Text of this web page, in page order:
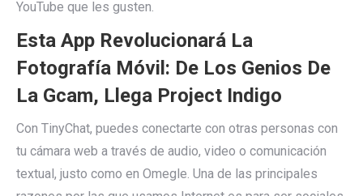
YouTube que les gusten.
Esta App Revolucionará La
Fotografía Móvil: De Los Genios De
La Gcam, Llega Project Indigo
Con TinyChat, puedes conectarte con otras personas con
tu cámara web a través de audio, video o comunicación
textual, justo como en Omegle. Una de las principales